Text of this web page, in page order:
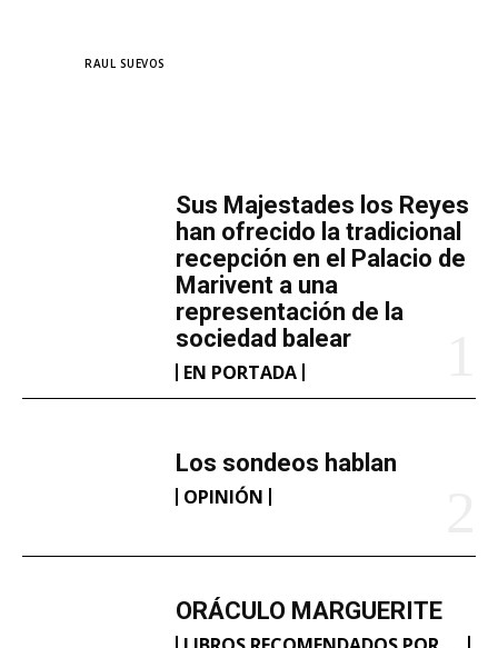
​Sus Majestades los Reyes
han ofrecido la tradicional
recepción en el Palacio de
Marivent​ a una
representación de la
sociedad balear
EN PORTADA
Los sondeos hablan
OPINIÓN
ORÁCULO MARGUERITE
RAUL SUEVOS